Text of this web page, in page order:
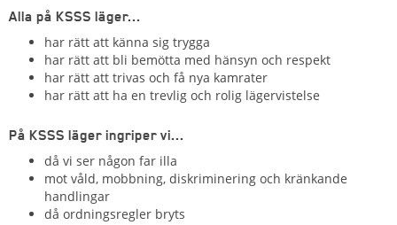
Alla på KSSS läger...
har rätt att känna sig trygga
har rätt att bli bemötta med hänsyn och respekt
har rätt att trivas och få nya kamrater
har rätt att ha en trevlig och rolig lägervistelse
På KSSS läger ingriper vi...
då vi ser någon far illa
mot våld, mobbning, diskriminering och kränkande
handlingar
då ordningsregler bryts